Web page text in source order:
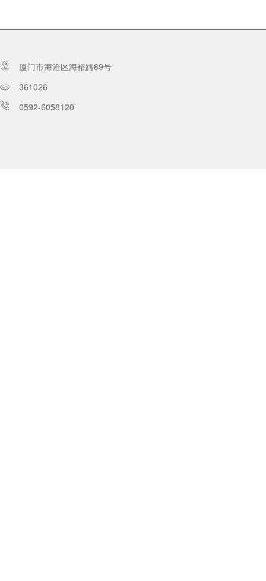
厦门市海沧区海裕路89号
361026
0592-6058120